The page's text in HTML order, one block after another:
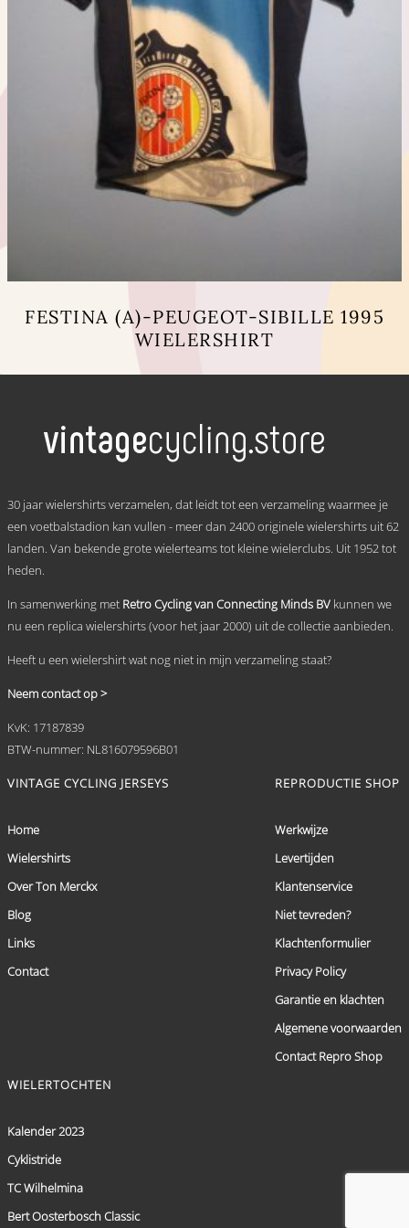
FESTINA (A)-PEUGEOT-SIBILLE 1995
WIELERSHIRT
variaties.
Deze
gekozen
op
de
30 jaar wielershirts verzamelen, dat leidt tot een verzameling waarmee je
een voetbalstadion kan vullen - meer dan 2400 originele wielershirts uit 62
landen. Van bekende grote wielerteams tot kleine wielerclubs. Uit 1952 tot
heden.
In samenwerking met Retro Cycling van Connecting Minds BV kunnen we
nu een replica wielershirts (voor het jaar 2000) uit de collectie aanbieden.
Heeft u een wielershirt wat nog niet in mijn verzameling staat?
Neem contact op >
KvK: 17187839
BTW-nummer: NL816079596B01
VINTAGE CYCLING JERSEYS
Home
Wielershirts
Over Ton Merckx
Blog
Links
Contact
REPRODUCTIE SHOP
Werkwijze
Levertijden
Klantenservice
Niet tevreden?
Klachtenformulier
Privacy Policy
Garantie en klachten
Algemene voorwaarden
Contact Repro Shop
WIELERTOCHTEN
Kalender 2023
Cyklistride
TC Wilhelmina
Bert Oosterbosch Classic